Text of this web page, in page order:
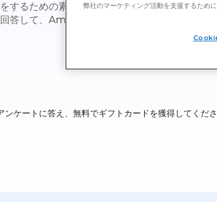
するための素晴らしい方法です。自由時間に
答して、Amazon、PayPal、Visaなどのギフ
ケートに答え、無料でギフトカードを獲得してくださ
弊社のマーケティング活動を支援するため